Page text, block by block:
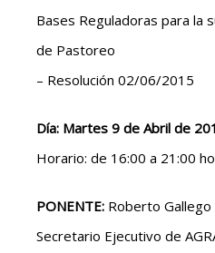
Bases Reguladoras para la
de Pastoreo
– Resolución 02/06/2015
Día: Martes 9 de Abril de
Horario: de 16:00 a 21:00
PONENTE: Roberto Gallego
Secretario Ejecutivo de